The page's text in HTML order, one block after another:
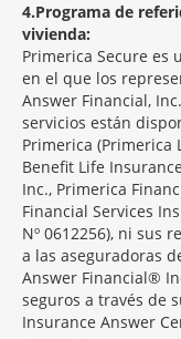
4 Programa de
vivienda:
Primerica Secure es
en el que los
Answer Financial,
servicios están
Primerica (Primerica
Benefit Life
Inc., Primerica
Financial Services
Nº 0612256), ni sus
a las aseguradoras
Answer Financial®
seguros a través de
Insurance Answer